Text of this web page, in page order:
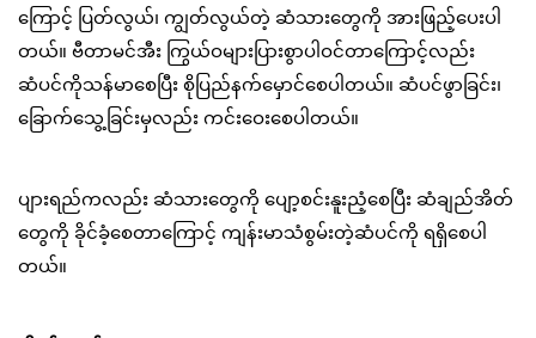
ကြောင့် ပြတ်လွယ်၊ ကျွတ်လွယ်တဲ့ ဆံသားတွေကို အားဖြည့်ပေးပါ
တယ်။ ဗီတာမင်အီး ကြွယ်ဝများပြားစွာပါဝင်တာကြောင့်လည်း
ဆံပင်ကိုသန်မာစေပြီး စိုပြည်နက်မှောင်စေပါတယ်။ ဆံပင်ဖွာခြင်း၊
ခြောက်သွေ့ခြင်းမှလည်း ကင်းဝေးစေပါတယ်။
ပျားရည်ကလည်း ဆံသားတွေကို ပျော့စင်းနူးညံ့စေပြီး ဆံချည်အိတ်
တွေကို ခိုင်ခံ့စေတာကြောင့် ကျန်းမာသံစွမ်းတဲ့ဆံပင်ကို ရရှိစေပါ
တယ်။